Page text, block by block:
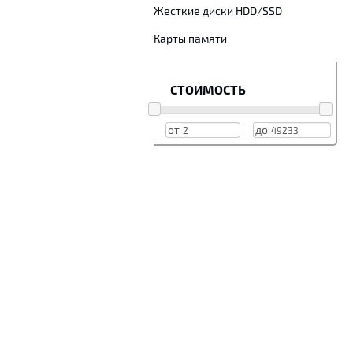
Жесткие диски HDD/SSD
Карты памяти
СТОИМОСТЬ
от до